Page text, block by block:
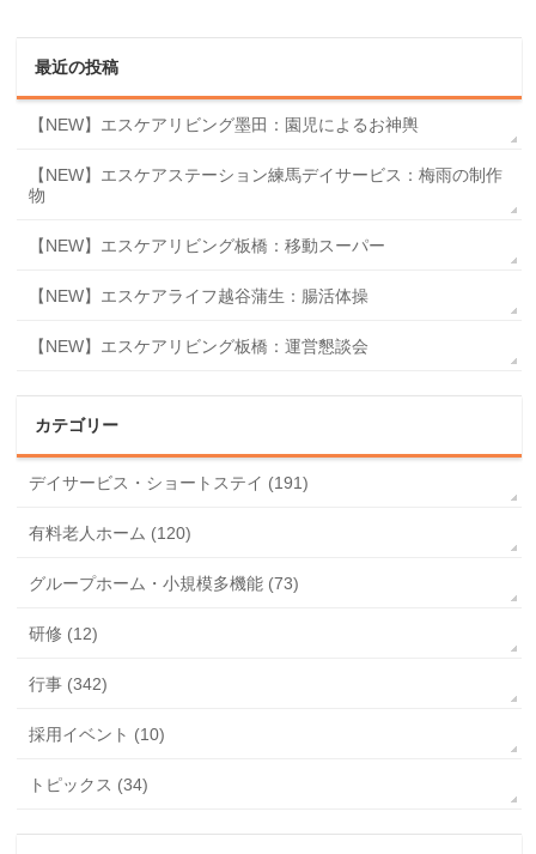
最近の投稿
【NEW】エスケアリビング墨田：園児によるお神輿
【NEW】エスケアステーション練馬デイサービス：梅雨の制作
物
【NEW】エスケアリビング板橋：移動スーパー
【NEW】エスケアライフ越谷蒲生：腸活体操
【NEW】エスケアリビング板橋：運営懇談会
カテゴリー
デイサービス・ショートステイ (191)
有料老人ホーム (120)
グループホーム・小規模多機能 (73)
研修 (12)
行事 (342)
採用イベント (10)
トピックス (34)